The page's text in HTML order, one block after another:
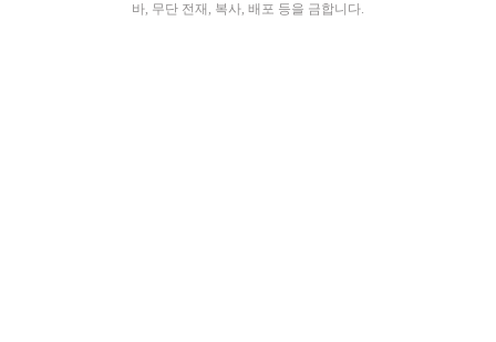
바, 무단 전재, 복사, 배포 등을 금합니다.